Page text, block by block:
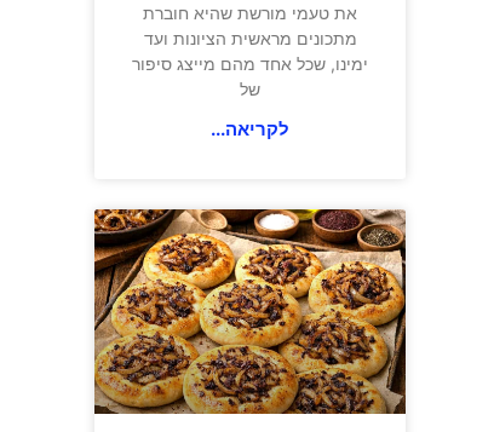
את טעמי מורשת שהיא חוברת
מתכונים מראשית הציונות ועד
ימינו, שכל אחד מהם מייצג סיפור
של
לקריאה...